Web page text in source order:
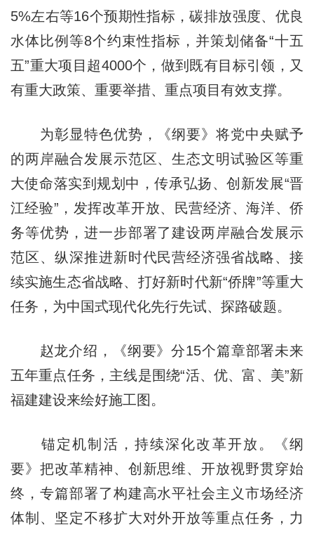
5%左右等16个预期性指标，碳排放强度、优良
水体比例等8个约束性指标，并策划储备“十五
五”重大项目超4000个，做到既有目标引领，又
有重大政策、重要举措、重点项目有效支撑。
为彰显特色优势，《纲要》将党中央赋予
的两岸融合发展示范区、生态文明试验区等重
大使命落实到规划中，传承弘扬、创新发展“晋
江经验”，发挥改革开放、民营经济、海洋、侨
务等优势，进一步部署了建设两岸融合发展示
范区、纵深推进新时代民营经济强省战略、接
续实施生态省战略、打好新时代新“侨牌”等重大
任务，为中国式现代化先行先试、探路破题。
赵龙介绍，《纲要》分15个篇章部署未来
五年重点任务，主线是围绕“活、优、富、美”新
福建建设来绘好施工图。
锚定机制活，持续深化改革开放。《纲
要》把改革精神、创新思维、开放视野贯穿始
终，专篇部署了构建高水平社会主义市场经济
体制、坚定不移扩大对外开放等重点任务，力